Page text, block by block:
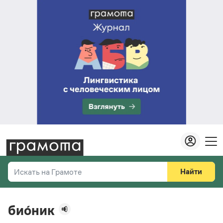
Искать на Грамоте
Справочная служба
Найти
био́ник